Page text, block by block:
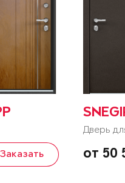
Заказать
Дверь
от 50